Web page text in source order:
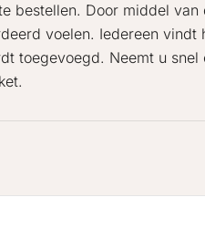
bestellen. Door middel van
voelen. Iedereen vindt
toegevoegd. Neemt u snel